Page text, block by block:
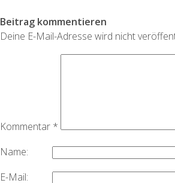
Beitrag kommentieren
Deine E-Mail-Adresse wird nicht
Kommentar *
Name:
E-Mail: